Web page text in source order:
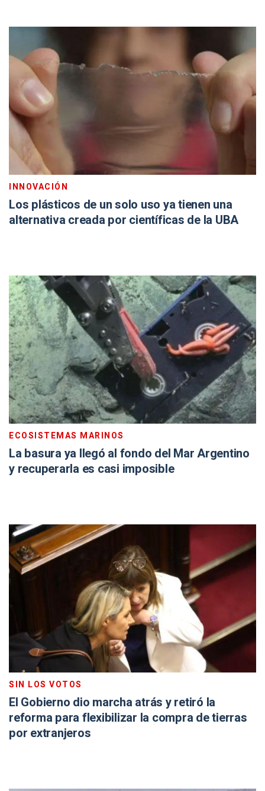
INNOVACIÓN
Los plásticos de un solo uso ya tienen una
alternativa creada por científicas de la UBA
ECOSISTEMAS MARINOS
La basura ya llegó al fondo del Mar Argentino
y recuperarla es casi imposible
SIN LOS VOTOS
El Gobierno dio marcha atrás y retiró la
reforma para flexibilizar la compra de tierras
por extranjeros